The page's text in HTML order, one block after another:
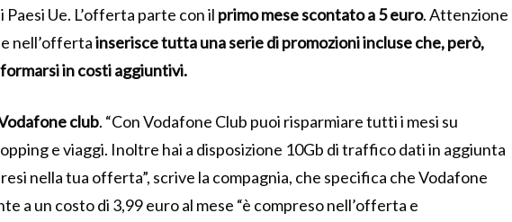
Paesi Ue. L’offerta parte con il primo mese scontato a 5 euro. Attenzione
nell’offertainserisce tutta una serie di promozioni incluse che, però,
in costi aggiuntivi.
club. “Con Vodafone Club puoi risparmiare tutti i mesi su
e viaggi. Inoltre hai a disposizione 10Gb di traffico dati in aggiunta
nella tua offerta”, scrive la compagnia, che specifica che Vodafone
a un costo di 3,99 euro al mese “è compreso nell’offerta e